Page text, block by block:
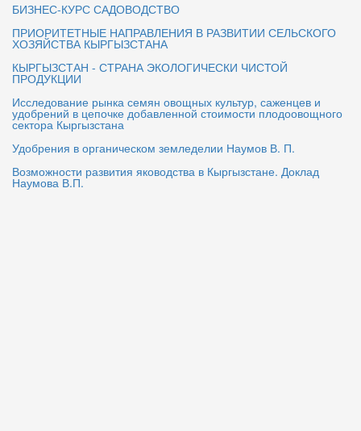
БИЗНЕС-КУРС САДОВОДСТВО
ПРИОРИТЕТНЫЕ НАПРАВЛЕНИЯ В РАЗВИТИИ СЕЛЬСКОГО
ХОЗЯЙСТВА КЫРГЫЗСТАНА
КЫРГЫЗСТАН - СТРАНА ЭКОЛОГИЧЕСКИ ЧИСТОЙ
ПРОДУКЦИИ
Исследование рынка семян овощных культур, саженцев и
удобрений в цепочке добавленной стоимости плодоовощного
сектора Кыргызстана
Удобрения в органическом земледелии Наумов В. П.
Возможности развития яководства в Кыргызстане. Доклад
Наумова В.П.